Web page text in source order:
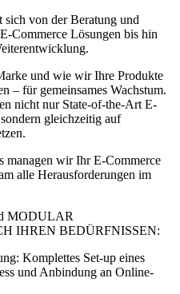
sich von der Beratung und
Commerce Lösungen bis hin
und wie wir Ihre Produkte
– für gemeinsames Wachstum.
nicht nur State-of-the-Art E-
gleichzeitig auf
managen wir Ihr E-Commerce
alle Herausforderungen im
MODULAR
IHREN BEDÜRFNISSEN:
Komplettes Set-up eines
und Anbindung an Online-